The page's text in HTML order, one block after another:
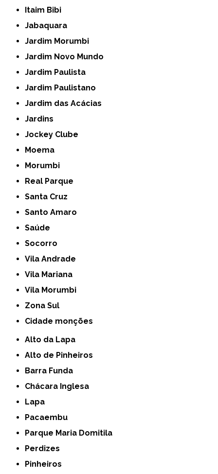
Itaim Bibi
Jabaquara
Jardim Morumbi
Jardim Novo Mundo
Jardim Paulista
Jardim Paulistano
Jardim das Acácias
Jardins
Jockey Clube
Moema
Morumbi
Real Parque
Santa Cruz
Santo Amaro
Saúde
Socorro
Vila Andrade
Vila Mariana
Vila Morumbi
Zona Sul
cidade monções
Alto da Lapa
Alto de Pinheiros
Barra Funda
Chácara Inglesa
Lapa
Pacaembu
Parque Maria Domitila
Perdizes
Pinheiros